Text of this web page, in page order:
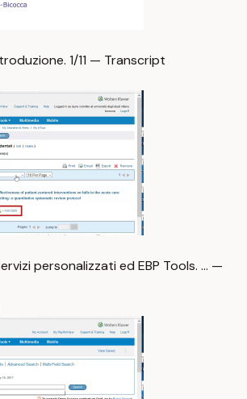
1/11 — Transcript
personalizzati ed EBP Tools. … —